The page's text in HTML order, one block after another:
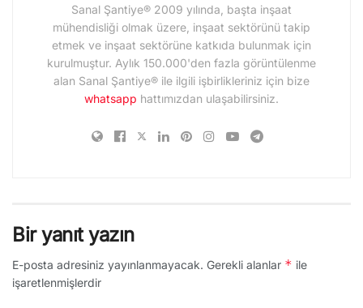
Sanal Şantiye® 2009 yılında, başta inşaat
mühendisliği olmak üzere, inşaat sektörünü takip
etmek ve inşaat sektörüne katkıda bulunmak için
kurulmuştur. Aylık 150.000'den fazla görüntülenme
alan Sanal Şantiye® ile ilgili işbirlikleriniz için bize
whatsapp hattımızdan ulaşabilirsiniz.
Bir yanıt yazın
E-posta adresiniz yayınlanmayacak. Gerekli alanlar * ile
işaretlenmişlerdir